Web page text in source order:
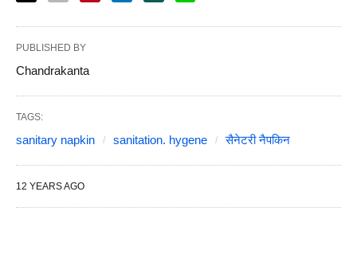
PUBLISHED BY
Chandrakanta
TAGS:
sanitary napkin sanitation. hygene सैनेटरी नैपकिन
12 YEARS AGO